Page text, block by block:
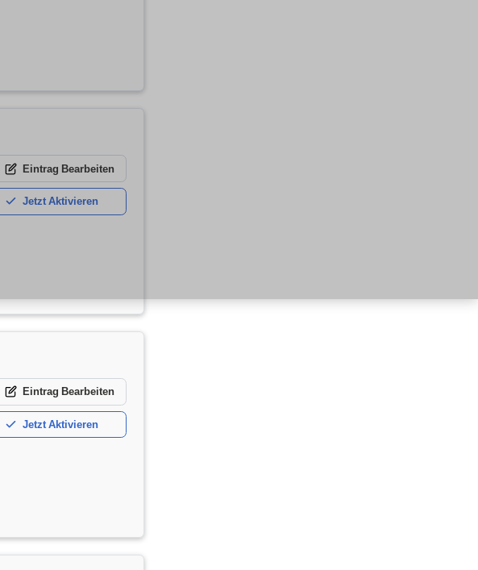
Eintrag Bearbeiten
Jetzt Aktivieren
Eintrag Bearbeiten
Jetzt Aktivieren